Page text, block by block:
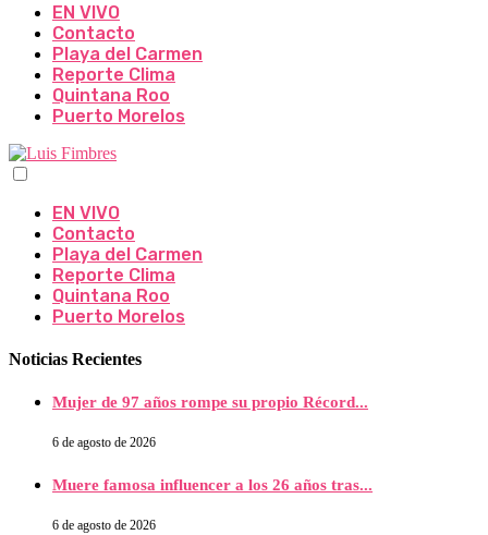
EN VIVO
Contacto
Playa del Carmen
Reporte Clima
Quintana Roo
Puerto Morelos
EN VIVO
Contacto
Playa del Carmen
Reporte Clima
Quintana Roo
Puerto Morelos
Noticias Recientes
Mujer de 97 años rompe su propio Récord...
6 de agosto de 2026
Muere famosa influencer a los 26 años tras...
6 de agosto de 2026